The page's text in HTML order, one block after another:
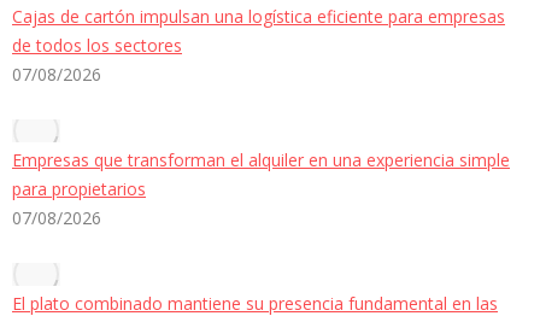
Cajas de cartón impulsan una logística eficiente para empresas
de todos los sectores
07/08/2026
Empresas que transforman el alquiler en una experiencia simple
para propietarios
07/08/2026
El plato combinado mantiene su presencia fundamental en las